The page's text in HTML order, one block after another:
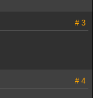
# 3
# 4